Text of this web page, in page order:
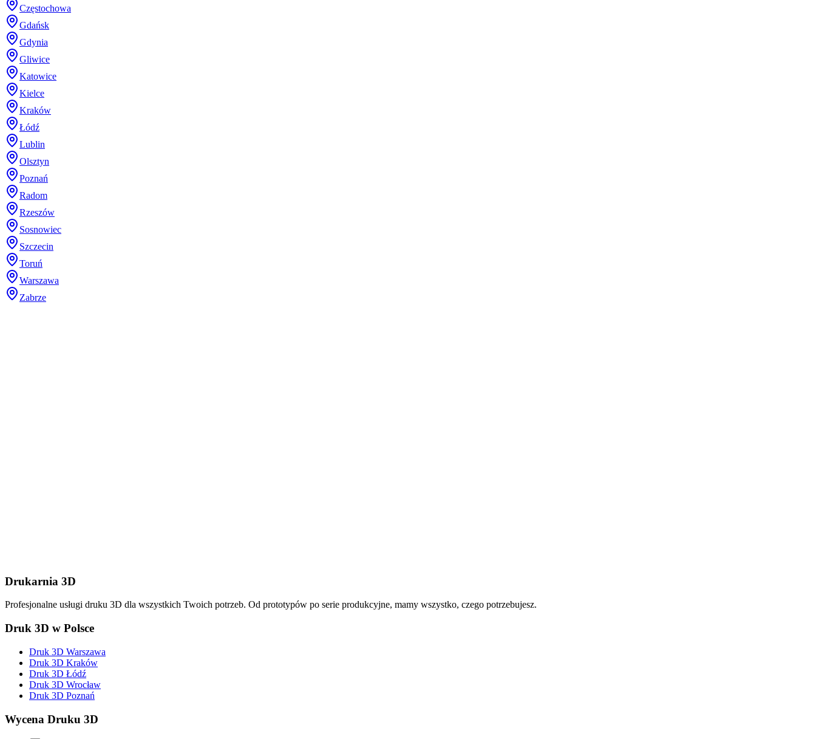
Częstochowa
Gdańsk
Gdynia
Gliwice
Katowice
Kielce
Kraków
Łódź
Lublin
Olsztyn
Poznań
Radom
Rzeszów
Sosnowiec
Szczecin
Toruń
Warszawa
Zabrze
Drukarnia 3D
Profesjonalne usługi druku 3D dla wszystkich Twoich potrzeb. Od prototypów po serie produkcyjne, mamy wszystko, czego potrzebujesz.
Druk 3D w Polsce
Druk 3D Warszawa
Druk 3D Kraków
Druk 3D Łódź
Druk 3D Wrocław
Druk 3D Poznań
Wycena Druku 3D